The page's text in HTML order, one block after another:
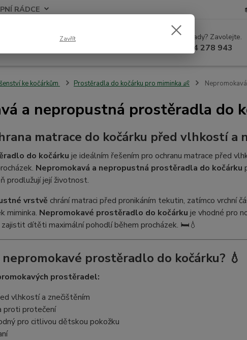
RÁDCE
Hledat Nevíte si rady? Zavolejte.
+420 604 278 943
ke kočárkům Prostěradla do kočárku pro miminka 👶
a nepropustná prostěradla do
matrace do kočárku před vlhkostí a
do kočárku je ideálním řešením pro ochranu matrace před
Nepromokavá a nepropustná prostěradla do kočárku
prodlužují její životnost.
vrstvě chrání matraci před pronikáním tekutin, zatímco vrchní
miminka. Nepromokavé prostěradlo do kočárku je vhodné pro
zajistit dítěti maximální pohodlí během procházek. 🛏️💧
prostěradlo do kočárku? 💧
prostěradel:
vlhkostí a znečištěním
proti protečení
pro citlivou dětskou pokožku
Zavřít